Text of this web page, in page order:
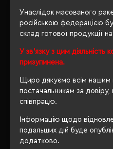
Унаслідок масованого
російською федерацією
склад готової продукції
У зв'язку з цим діяльність
призупинена.
Щиро дякуємо всім нашим
постачальникам за довіру,
співпрацю.
Інформацію щодо
подальших дій буде
додатково.
ВІДГУКИ
РЕКОМЕНДУЄМО